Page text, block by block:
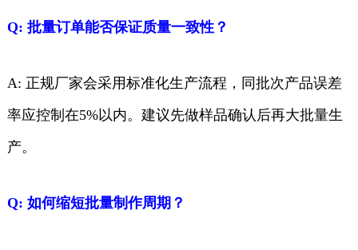
Q: 批量订单能否保证质量一致性？
A: 正规厂家会采用标准化生产流程，同批次产品误差
率应控制在5%以内。建议先做样品确认后再大批量生
产。
Q: 如何缩短批量制作周期？